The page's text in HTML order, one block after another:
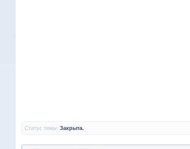
Статус темы: Закрыта.